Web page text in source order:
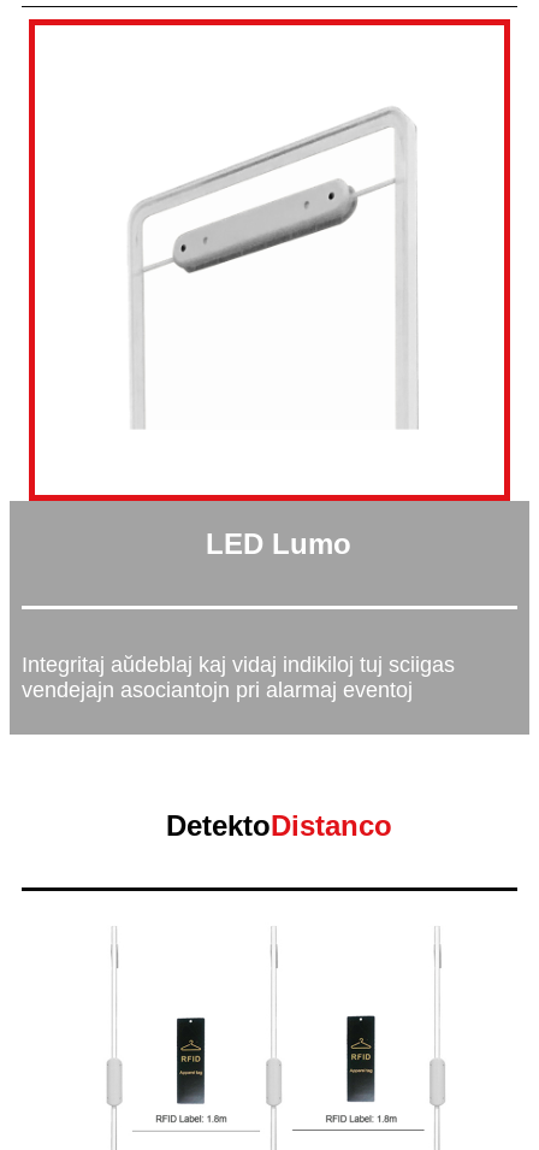
LED Lumo
Integritaj aŭdeblaj kaj vidaj indikiloj tuj sciigas
vendejajn asociantojn pri alarmaj eventoj
DetektoDistanco